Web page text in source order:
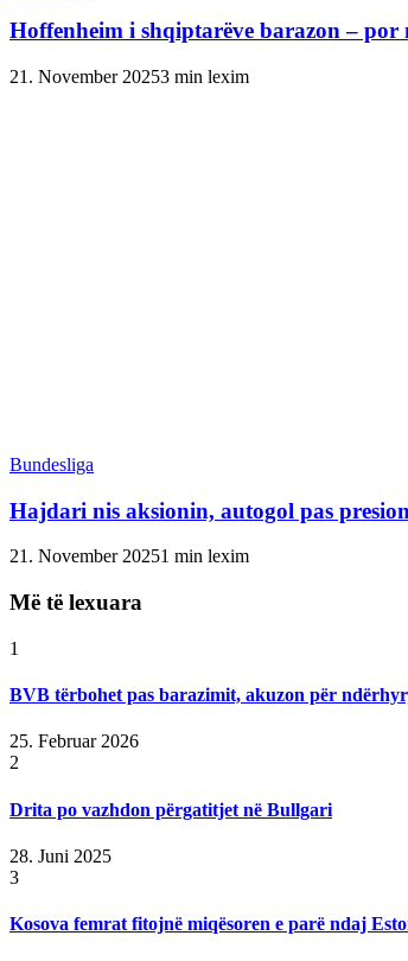
Hoffenheim i shqiptarëve barazon –
21. November 20253 min lexim
Bundesliga
Hajdari nis aksionin, autogol pas
21. November 20251 min lexim
Më të lexuara
1
BVB tërbohet pas barazimit, akuzon për
25. Februar 2026
2
Drita po vazhdon përgatitjet në Bullgari
28. Juni 2025
3
Kosova femrat fitojnë miqësoren e parë ndaj